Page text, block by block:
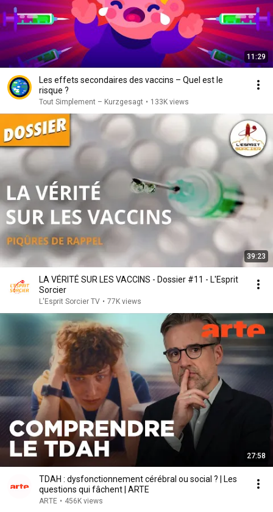
11:29
Les effets secondaires des vaccins – Quel est le
risque ?
Tout Simplement – Kurzgesagt • 133K views
39:23
LA VÉRITÉ SUR LES VACCINS - Dossier #11 - L'Esprit
Sorcier
L'Esprit Sorcier TV • 77K views
27:58
TDAH : dysfonctionnement cérébral ou social ? | Les
questions qui fâchent | ARTE
ARTE • 456K views